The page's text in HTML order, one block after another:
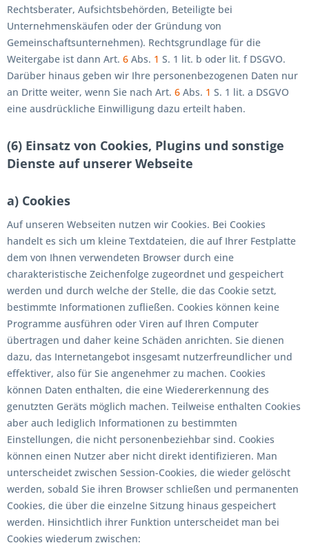
Rechtsberater, Aufsichtsbehörden, Beteiligte bei
Unternehmenskäufen oder der Gründung von
Gemeinschaftsunternehmen). Rechtsgrundlage für die
Weitergabe ist dann Art. 6 Abs. 1 S. 1 lit. b oder lit. f DSGVO.
Darüber hinaus geben wir Ihre personenbezogenen Daten nur
an Dritte weiter, wenn Sie nach Art. 6 Abs. 1 S. 1 lit. a DSGVO
eine ausdrückliche Einwilligung dazu erteilt haben.
(6) Einsatz von Cookies, Plugins und sonstige
Dienste auf unserer Webseite
a) Cookies
Auf unseren Webseiten nutzen wir Cookies. Bei Cookies
handelt es sich um kleine Textdateien, die auf Ihrer Festplatte
dem von Ihnen verwendeten Browser durch eine
charakteristische Zeichenfolge zugeordnet und gespeichert
werden und durch welche der Stelle, die das Cookie setzt,
bestimmte Informationen zufließen. Cookies können keine
Programme ausführen oder Viren auf Ihren Computer
übertragen und daher keine Schäden anrichten. Sie dienen
dazu, das Internetangebot insgesamt nutzerfreundlicher und
effektiver, also für Sie angenehmer zu machen. Cookies
können Daten enthalten, die eine Wiedererkennung des
genutzten Geräts möglich machen. Teilweise enthalten Cookies
aber auch lediglich Informationen zu bestimmten
Einstellungen, die nicht personenbeziehbar sind. Cookies
können einen Nutzer aber nicht direkt identifizieren. Man
unterscheidet zwischen Session-Cookies, die wieder gelöscht
werden, sobald Sie ihren Browser schließen und permanenten
Cookies, die über die einzelne Sitzung hinaus gespeichert
werden. Hinsichtlich ihrer Funktion unterscheidet man bei
Cookies wiederum zwischen: